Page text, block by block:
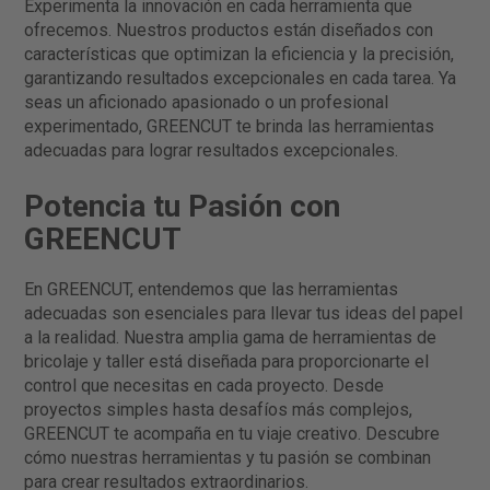
quieras añadir serán extras tan adecuados como
consideres. En cuanto a las herramientas,
deberás preparar: MartilloTaladro (con sus
correspondientes
brocas)DestornilladorMetroPistola de
pinturaCubeta para mezclar el hormigónPala para
hormigónEscaleraMotosierraLápizCincelMesa o
lugar donde trabajar los cortes y las uniones de
tu nueva caseta de jardín Cómo construir una
caseta de jardín paso a paso Tal y como habrás
escuchado en mil ocasiones, nunca se debe
empezar la casa por el tejado, y lo mismo ocurre
cuando se trata de construir una caseta. Planifica
todos los aspectos del proceso, comienza por
los cimientos, asienta el suelo y trabaja las
paredes, puertas y ventanas. Finalmente,
deberás, ahora sí, añadir el tejado y protegerla.
Experimenta la innovación en cada herramienta que
ofrecemos. Nuestros productos están diseñados con
características que optimizan la eficiencia y la precisión,
garantizando resultados excepcionales en cada tarea. Ya
seas un aficionado apasionado o un profesional
experimentado, GREENCUT te brinda las herramientas
adecuadas para lograr resultados excepcionales.
Potencia tu Pasión con
GREENCUT
En GREENCUT, entendemos que las herramientas
adecuadas son esenciales para llevar tus ideas del papel
a la realidad. Nuestra amplia gama de herramientas de
bricolaje y taller está diseñada para proporcionarte el
control que necesitas en cada proyecto. Desde
proyectos simples hasta desafíos más complejos,
GREENCUT te acompaña en tu viaje creativo. Descubre
cómo nuestras herramientas y tu pasión se combinan
para crear resultados extraordinarios.